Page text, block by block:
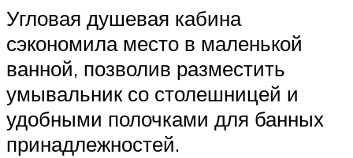
Угловая душевая кабина
сэкономила место в маленькой
ванной, позволив разместить
умывальник со столешницей и
удобными полочками для банных
принадлежностей.